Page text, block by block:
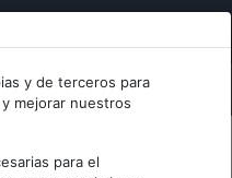
y de terceros para
mejorar nuestros
para el